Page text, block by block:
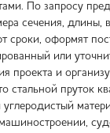
По запросу
сечения,
сроки, оформят
или
проекта и
стальной пруток